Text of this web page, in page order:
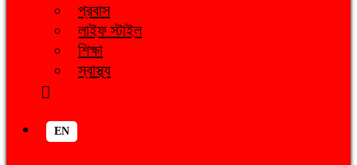
প্রবাস
লাইফ স্টাইল
শিক্ষা
স্বাস্থ্য
EN